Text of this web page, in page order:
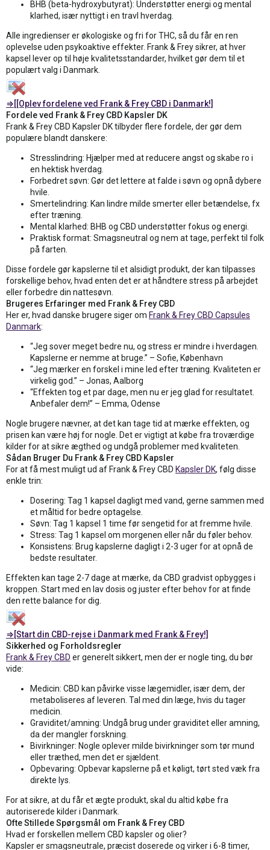
BHB (beta-hydroxybutyrat): Understøtter energi og mental
klarhed, især nyttigt i en travl hverdag.
Alle ingredienser er økologiske og fri for THC, så du får en ren
oplevelse uden psykoaktive effekter. Frank & Frey sikrer, at hver
kapsel lever op til høje kvalitetsstandarder, hvilket gør dem til et
populært valg i Danmark.
⇒[[Oplev fordelene ved Frank & Frey CBD i Danmark!]
Fordele ved Frank & Frey CBD Kapsler DK
Frank & Frey CBD Kapsler DK tilbyder flere fordele, der gør dem
populære blandt danskere:
Stresslindring: Hjælper med at reducere angst og skabe ro i
en hektisk hverdag.
Forbedret søvn: Gør det lettere at falde i søvn og opnå dybere
hvile.
Smertelindring: Kan lindre milde smerter eller betændelse, fx
efter træning.
Mental klarhed: BHB og CBD understøtter fokus og energi.
Praktisk format: Smagsneutral og nem at tage, perfekt til folk
på farten.
Disse fordele gør kapslerne til et alsidigt produkt, der kan tilpasses
forskellige behov, hvad enten det er at håndtere stress på arbejdet
eller forbedre din nattesøvn.
Brugeres Erfaringer med Frank & Frey CBD
Her er, hvad danske brugere siger om Frank & Frey CBD Capsules
Danmark:
“Jeg sover meget bedre nu, og stress er mindre i hverdagen.
Kapslerne er nemme at bruge.” – Sofie, København
“Jeg mærker en forskel i mine led efter træning. Kvaliteten er
virkelig god.” – Jonas, Aalborg
“Effekten tog et par dage, men nu er jeg glad for resultatet.
Anbefaler dem!” – Emma, Odense
Nogle brugere nævner, at det kan tage tid at mærke effekten, og
prisen kan være høj for nogle. Det er vigtigt at købe fra troværdige
kilder for at sikre ægthed og undgå problemer med kvaliteten.
Sådan Bruger Du Frank & Frey CBD Kapsler
For at få mest muligt ud af Frank & Frey CBD Kapsler DK, følg disse
enkle trin:
Dosering: Tag 1 kapsel dagligt med vand, gerne sammen med
et måltid for bedre optagelse.
Søvn: Tag 1 kapsel 1 time før sengetid for at fremme hvile.
Stress: Tag 1 kapsel om morgenen eller når du føler behov.
Konsistens: Brug kapslerne dagligt i 2-3 uger for at opnå de
bedste resultater.
Effekten kan tage 2-7 dage at mærke, da CBD gradvist opbygges i
kroppen. Start med en lav dosis og juster efter behov for at finde
den rette balance for dig.
⇒[Start din CBD-rejse i Danmark med Frank & Frey!]
Sikkerhed og Forholdsregler
Frank & Frey CBD er generelt sikkert, men der er nogle ting, du bør
vide:
Medicin: CBD kan påvirke visse lægemidler, især dem, der
metaboliseres af leveren. Tal med din læge, hvis du tager
medicin.
Graviditet/amning: Undgå brug under graviditet eller amning,
da der mangler forskning.
Bivirkninger: Nogle oplever milde bivirkninger som tør mund
eller træthed, men det er sjældent.
Opbevaring: Opbevar kapslerne på et køligt, tørt sted væk fra
direkte lys.
For at sikre, at du får et ægte produkt, skal du altid købe fra
autoriserede kilder i Danmark.
Ofte Stillede Spørgsmål om Frank & Frey CBD
Hvad er forskellen mellem CBD kapsler og olier?
Kapsler er smagsneutrale, præcist doserede og virker i 6-8 timer,